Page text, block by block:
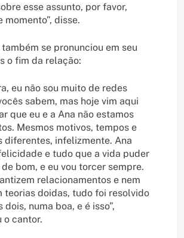
esse assunto, por favor,
momento”, disse.
se pronunciou em seu
o fim da relação:
eu não sou muito de redes
sabem, mas hoje vim aqui
que eu e a Ana não estamos
Mesmos motivos, tempos e
diferentes, infelizmente. Ana
e tudo que a vida puder
bom, e eu vou torcer sempre.
relacionamentos e nem
teorias doidas, tudo foi resolvido
dois, numa boa, e é isso”,
o cantor.